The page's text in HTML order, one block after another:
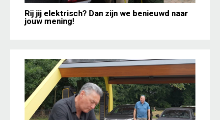
Rij jij elektrisch? Dan zijn we benieuwd naar
jouw mening!